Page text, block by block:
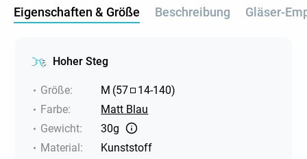
Eigenschaften & Größe Beschreibung Gläser-
Hoher Steg
Größe: M (57 14-140)
Farbe:
Matt Blau
Gewicht:
30g
Material:
Kunststoff